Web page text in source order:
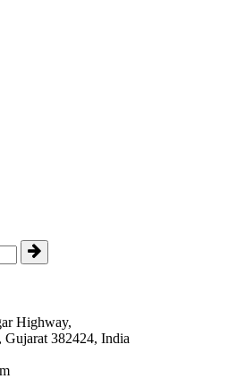
Highway,
Gujarat 382424, India